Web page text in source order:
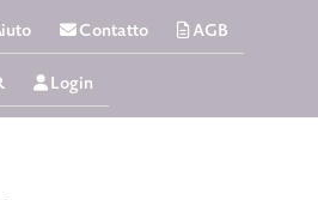
Contatto AGB
Login